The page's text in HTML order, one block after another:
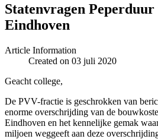
Statenvragen
Eindhoven
Article Information
Created on 03 juli 2020
Geacht college,
De PVV-fractie is geschrokken van
enorme overschrijding van de
Eindhoven en het kennelijke gemak
miljoen weggeeft aan deze